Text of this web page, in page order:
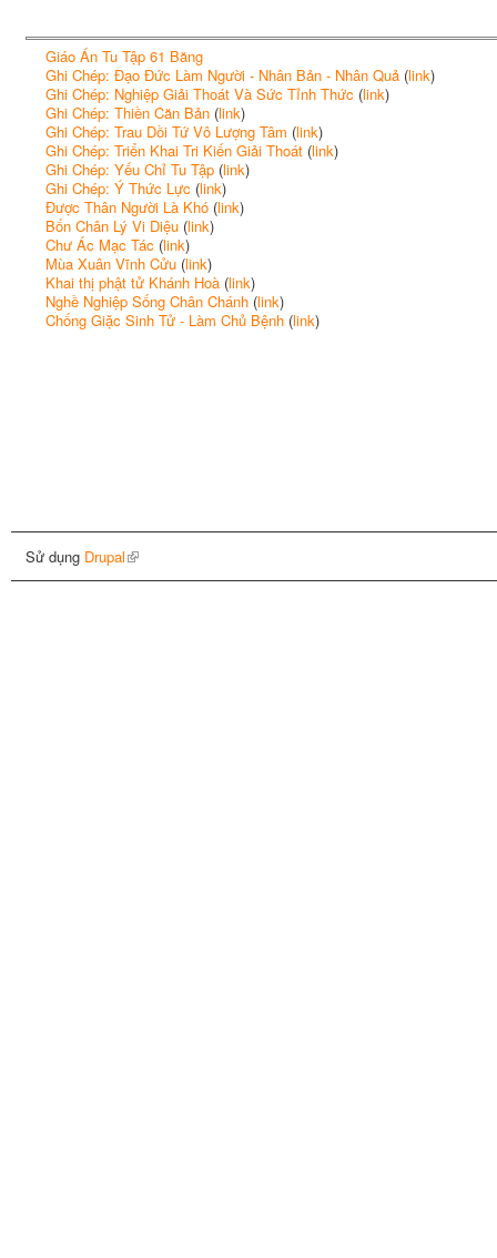
Giáo Án Tu Tập 61 Băng
Ghi Chép: Đạo Đức Làm Người - Nhân Bản - Nhân Quả(link)
Ghi Chép: Nghiệp Giải Thoát Và Sức Tỉnh Thức (link)
Ghi Chép: Thiền Căn Bản(link)
Ghi Chép: Trau Dồi Tứ Vô Lượng Tâm (link)
Ghi Chép: Triển Khai Tri Kiến Giải Thoát(link)
Ghi Chép: Yếu Chỉ Tu Tập(link)
Ghi Chép: Ý Thức Lực (link)
Được Thân Người Là Khó(link)
Bốn Chân Lý Vi Diệu(link)
Chư Ác Mạc Tác (link)
Mùa Xuân Vĩnh Cửu(link)
Khai thị phật tử Khánh Hoà(link)
Nghề Nghiệp Sống Chân Chánh(link)
Chống Giặc Sinh Tử - Làm Chủ Bệnh(link)
Sử dụng Drupal